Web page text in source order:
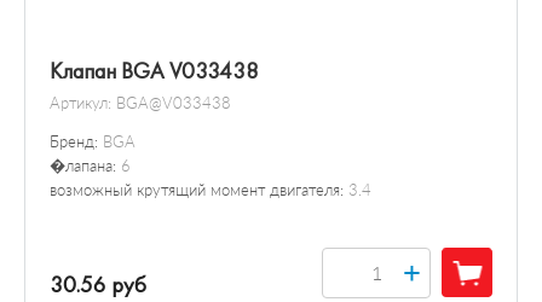
Клапан BGA V033438
Артикул: BGA@V033438
Бренд: BGA
�лапана: 6
возможный крутящий момент двигателя: 3.4
30.56 руб +